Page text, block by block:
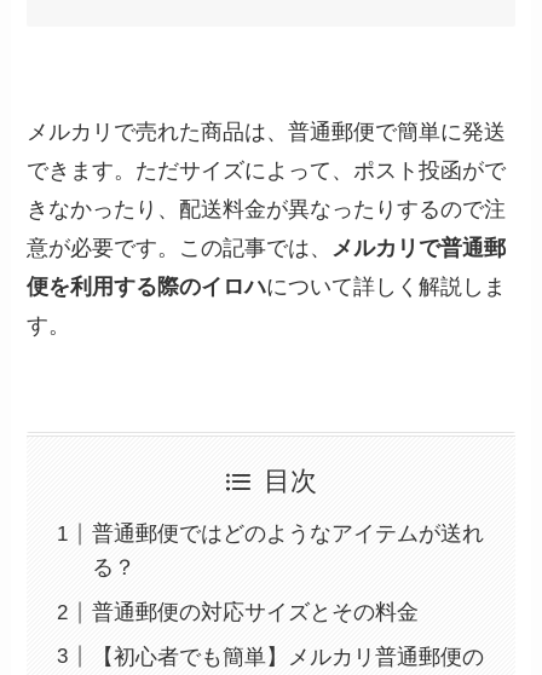
メルカリで売れた商品は、普通郵便で簡単に発送
できます。ただサイズによって、ポスト投函がで
きなかったり、配送料金が異なったりするので注
意が必要です。この記事では、 メルカリで普通郵
便を利用する際のイロハについて詳しく解説しま
す。
目次
普通郵便ではどのようなアイテムが送れ
る？
普通郵便の対応サイズとその料金
【初心者でも簡単】メルカリ普通郵便の